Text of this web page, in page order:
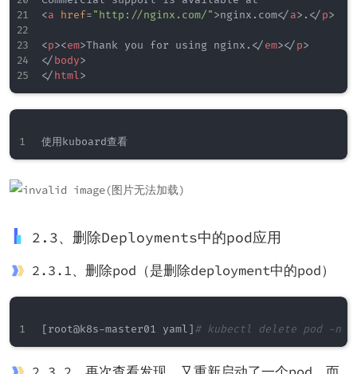
<a href="http://nginx.com/">nginx.com</a> . </p>
<p><em>Thank you for using nginx. </em></p>
</body>
</html>
2.3、删除Deployments中的pod应用
2.3.1、删除pod（是删除deployment中的pod）
[root@k8s-master01 yaml] # kubectl delete pod -n